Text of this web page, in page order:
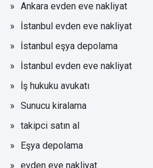
Ankara evden eve nakliyat
İstanbul evden eve nakliyat
İstanbul eşya depolama
İstanbul evden eve nakliyat
İş hukuku avukatı
Sunucu kiralama
takipci satın al
Eşya depolama
evden eve nakliyat